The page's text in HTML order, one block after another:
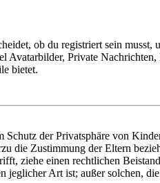
ob du registriert sein musst,
Private
bietet.
der Privatsphäre von
die Zustimmung der Eltern
ziehe einen rechtlichen
Art ist; außer solchen,